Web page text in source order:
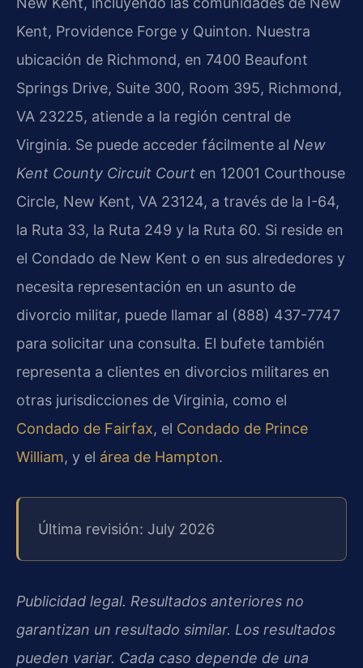
Kent, Providence Forge y Quinton. Nuestra
ubicación de Richmond, en 7400 Beaufont
Springs Drive, Suite 300, Room 395, Richmond,
VA 23225, atiende a la región central de
Virginia. Se puede acceder fácilmente al New
Kent County Circuit Court en 12001 Courthouse
Circle, New Kent, VA 23124, a través de la I-64,
la Ruta 33, la Ruta 249 y la Ruta 60. Si reside en
el Condado de New Kent o en sus alrededores y
necesita representación en un asunto de
divorcio militar, puede llamar al (888) 437-7747
para solicitar una consulta. El bufete también
representa a clientes en divorcios militares en
otras jurisdicciones de Virginia, como el
Condado de Fairfax, el Condado de Prince
William, y el área de Hampton.
Última revisión: July 2026
Publicidad legal. Resultados anteriores no
garantizan un resultado similar. Los resultados
pueden variar. Cada caso depende de una